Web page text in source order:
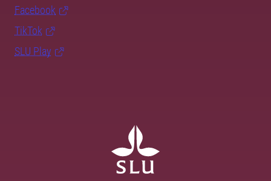
Facebook
TikTok
SLU Play